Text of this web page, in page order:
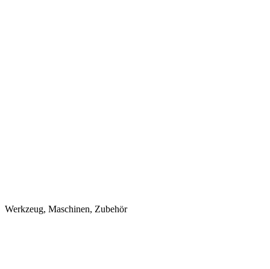
Werkzeug, Maschinen, Zubehör